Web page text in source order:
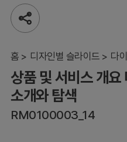
공
유
기
홈 디자인별 슬라이드 다
개
요
다
어
그
램
–
제
품
상품 및 서비스 개요
소개와 탐색
RM0100003_14